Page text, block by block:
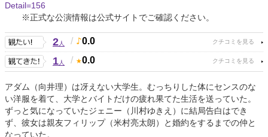
Detail=156
※正式な公演情報は公式サイトでご確認ください。
2人 / 0.0
1人 / 0.0
アダム（向井理）は冴えない大学生。むっちりした体にセンスのな
い洋服を着て、大学とバイトだけの疲れ果てた生活を送っていた。
ずっと気になっていたジェニー（川村ゆきえ）に結局告白はでき
ず、彼女は親友フィリップ（米村亮太朗）と婚約をするまでの仲と
なっていた。